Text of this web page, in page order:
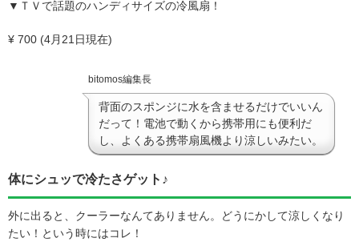
▼ＴＶで話題のハンディサイズの冷風扇！
¥ 700 (4月21日現在)
bitomos編集長
背面のスポンジに水を含ませるだけでいいん
だって！電池で動くから携帯用にも便利だ
し、よくある携帯扇風機より涼しいみたい。
体にシュッで冷たさゲット♪
外に出ると、クーラーなんてありません。どうにかして涼しくなり
たい！という時にはコレ！